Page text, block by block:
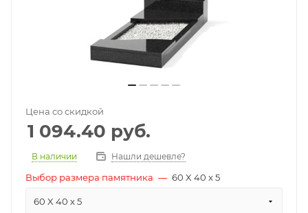
Цена со скидкой
1 094.40 руб.
В наличии Нашли дешевле?
Выбор размера памятника — 60 X 40 x 5
60 X 40 x 5